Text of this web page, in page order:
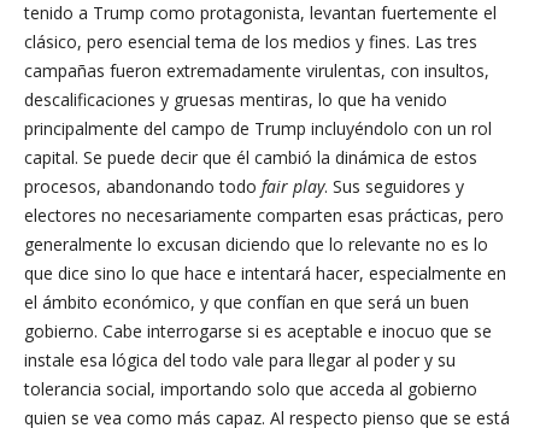
tenido a Trump como protagonista, levantan fuertemente el
clásico, pero esencial tema de los medios y fines. Las tres
campañas fueron extremadamente virulentas, con insultos,
descalificaciones y gruesas mentiras, lo que ha venido
principalmente del campo de Trump incluyéndolo con un rol
capital. Se puede decir que él cambió la dinámica de estos
procesos, abandonando todo fair play. Sus seguidores y
electores no necesariamente comparten esas prácticas, pero
generalmente lo excusan diciendo que lo relevante no es lo
que dice sino lo que hace e intentará hacer, especialmente en
el ámbito económico, y que confían en que será un buen
gobierno. Cabe interrogarse si es aceptable e inocuo que se
instale esa lógica del todo vale para llegar al poder y su
tolerancia social, importando solo que acceda al gobierno
quien se vea como más capaz. Al respecto pienso que se está